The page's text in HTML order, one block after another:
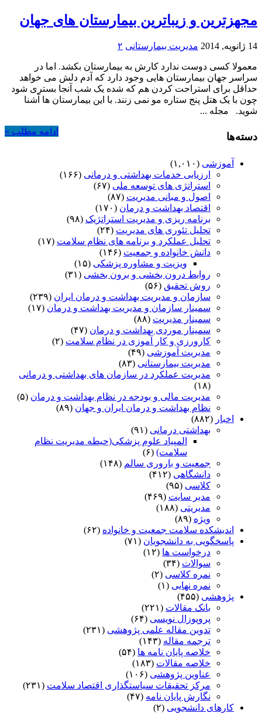
مجهزترین و زیباترین بیمارستان های جهان
14 ژانویه, 2014 مدیریت بیمارستانی ۲
معمولا کسی دوست ندارد کارش به بیمارستان بکشد. اما در
سراسر جهان بیمارستان هایی وجود دارد که آدم دلش می خواهد
حداقل برای استراحت کردن هم که شده یک شب آنجا بستری شود
چون با یک هتل پنج ستاره مو نمی زنند. با این بیمارستان ها آشنا
شوید. مجله ...
ادامه مطلب » دسته‌ها
آموزشی (۱,۰۱۰)
ارزیابی خدمات بهداشتی و درمانی (۱۶۶)
استراتژی های توسعه ملی (۶۷)
اصول و مبانی مدیریت (۸۷)
اقتصاد بهداشت و درمان (۱۷۰)
برنامه ریزی و مدیریت استراتژیک (۹۸)
تحلیل تئوری های مدیریت (۲۴)
تحلیل عملکرد و برنامه های نظام سلامت (۱۷)
دانش خانواده و جمعیت (۱۴۶)
ویزیت و مشاوره پزشکی (۱۵)
روابط درون بخشی و برون بخشی (۳۱)
روش تحقیق (۵۶)
سازمان و مدیریت بهداشت و درمان ایران (۲۳۹)
سمینار سازمان و مدیریت بهداشت و درمان (۱۷)
سمینار مدیریت (۸۸)
سمینار موردی بهداشت و درمان (۴۷)
کارورزی و کار آموزی در نظام سلامت (۲)
مدیریت آموزشی (۴۹)
مدیریت بیمارستانی (۸۳)
مدیریت عملکرد در سازمان های بهداشتی و درمانی
(۱۸)
مدیریت مالی و بودجه در نظام بهداشت و درمان (۵)
نظام بهداشت و درمان ایران و جهان (۸۹)
اخبار (۸۸۲)
بهداشتی درمانی (۹۱)
المپیاد علوم پزشکی(حیطه مدیریت نظام
سلامت) (۶)
جمعیت و باروری سالم (۱۴۸)
دانشگاهی (۴۱۲)
کلاسی (۹۵)
مدیر سایت (۴۶۹)
مدیریتی (۱۸۸)
ویژه (۸۹)
اندیشکده سلامت جمعیت و خانواده (۶۲)
پاسخگویی به دانشجویان (۷۱)
درخواست ها (۱۲)
سوالات (۳۴)
نمره کلاسی (۲)
نمره نهایی (۱)
پژوهشی (۴۵۵)
بانک مقالات (۲۲۱)
پروپوزال نویسی (۶۴)
تدوین مقاله علمی پژوهشی (۲۳۱)
ترجمه مقاله (۱۴۳)
خلاصه پایان نامه ها (۵۴)
خلاصه مقالات (۱۸۳)
عناوین پژوهشی (۱۰۶)
مرکز تحقیقات سیاستگذاری اقتصاد سلامت (۲۳۱)
نگارش پایان نامه (۴۷)
کارهای دانشجویی (۲)